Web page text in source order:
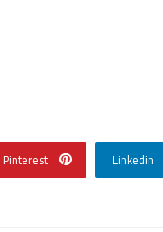
Linkedin
Pinterest